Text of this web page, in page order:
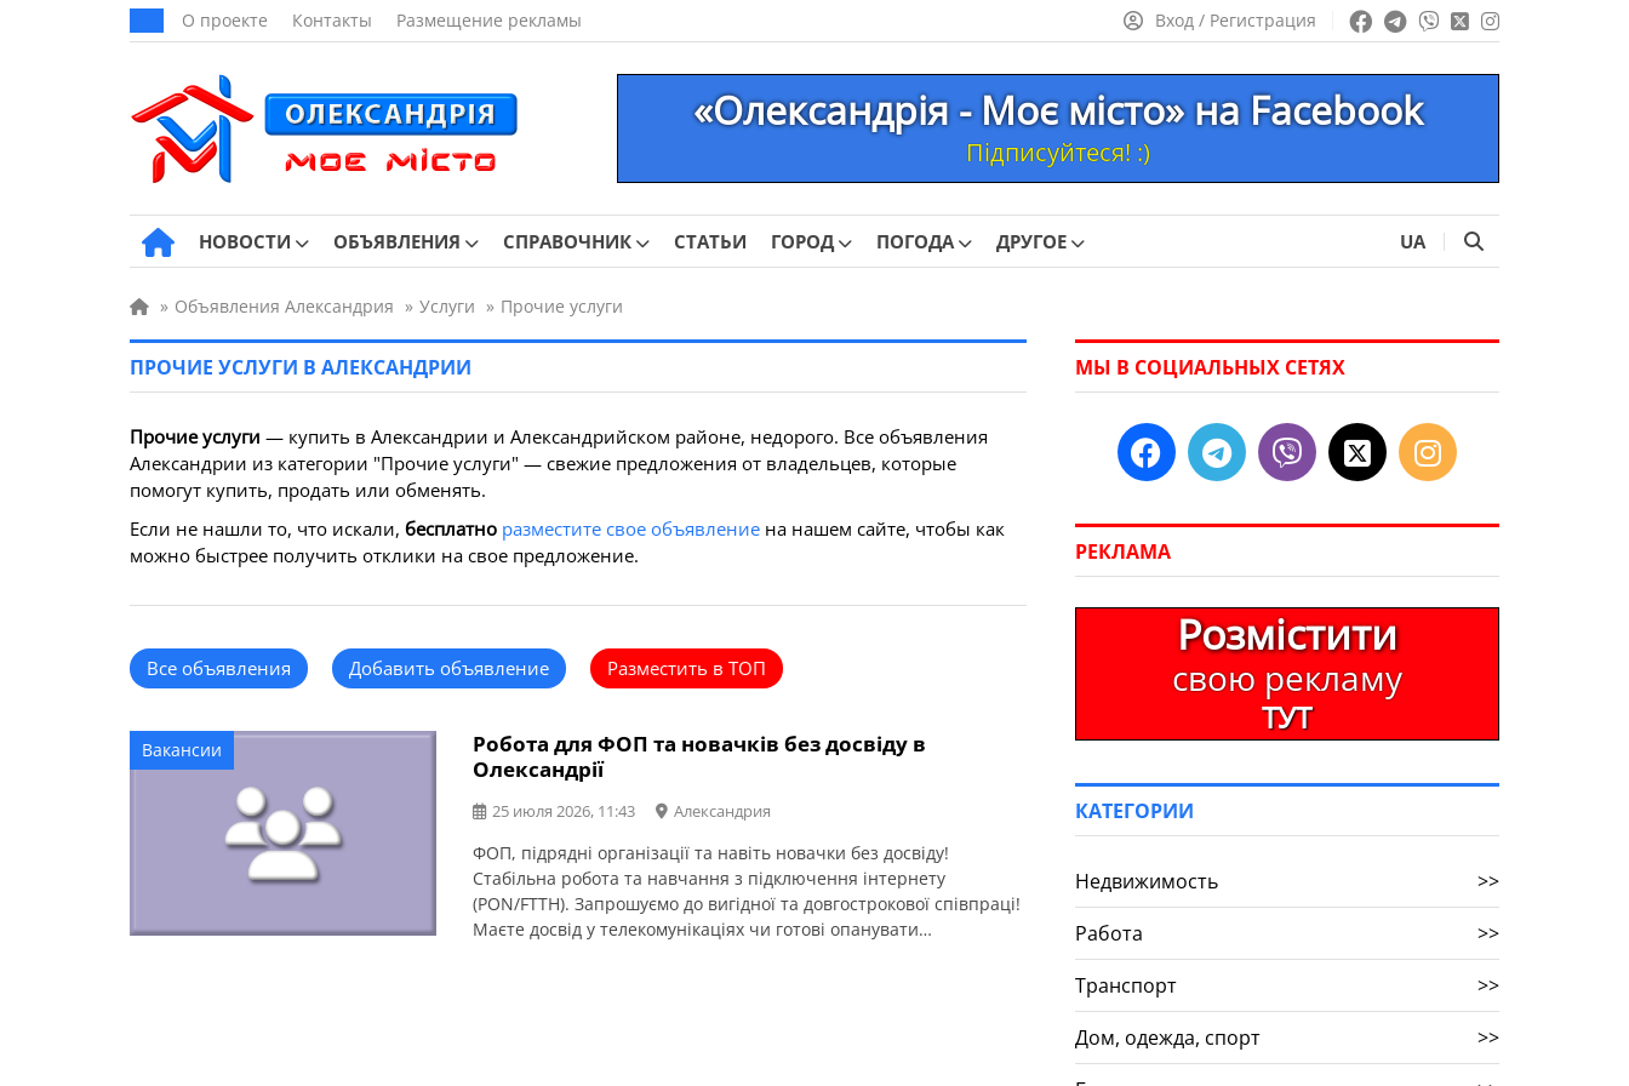
О проекте Контакты Размещение рекламы Вход / Регистрация
«Олександрія - Моє місто» на Facebook
Підписуйтеся! :)
НОВОСТИ ОБЪЯВЛЕНИЯ СПРАВОЧНИК СТАТЬИ ГОРОД ПОГОДА ДРУГОЕ UA
» Объявления Александрия » Услуги » Прочие услуги
ПРОЧИЕ УСЛУГИ В АЛЕКСАНДРИИ
Прочие услуги — купить в Александрии и Александрийском районе, недорого. Все объявления
Александрии из категории "Прочие услуги" — свежие предложения от владельцев, которые
помогут купить, продать или обменять.
Если не нашли то, что искали, бесплатно разместите свое объявление на нашем сайте, чтобы как
можно быстрее получить отклики на свое предложение.
Все объявления Добавить объявление Разместить в ТОП
Вакансии
Робота для ФОП та новачків без досвіду в
Олександрії
25 июля 2026, 11:43 Александрия
ФОП, підрядні організації та навіть новачки без досвіду!
Стабільна робота та навчання з підключення інтернету
(PON/FTTH). ​Запрошуємо до вигідної та довгострокової співпраці!
Маєте досвід у телекомунікаціях чи готові опанувати
МЫ В СОЦИАЛЬНЫХ СЕТЯХ
РЕКЛАМА
Розмістити
свою рекламу
ТУТ
КАТЕГОРИИ
Недвижимость
>>
Работа
>>
Транспорт
>>
Дом, одежда, спорт
>>